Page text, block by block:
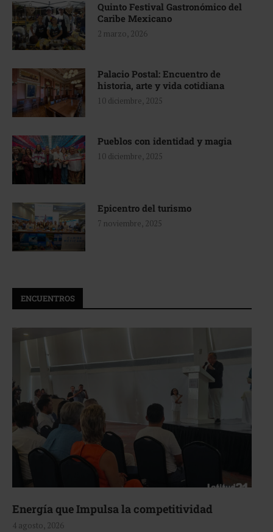
Quinto Festival Gastronómico del
Caribe Mexicano
2 marzo, 2026
Palacio Postal: Encuentro de
historia, arte y vida cotidiana
10 diciembre, 2025
Pueblos con identidad y magia
10 diciembre, 2025
Epicentro del turismo
7 noviembre, 2025
ENCUENTROS
Energía que Impulsa la competitividad
4 agosto, 2026